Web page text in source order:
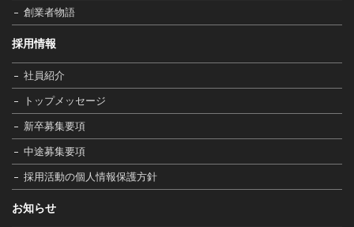
創業者物語
採用情報
社員紹介
トップメッセージ
新卒募集要項
中途募集要項
採用活動の個人情報保護方針
お知らせ